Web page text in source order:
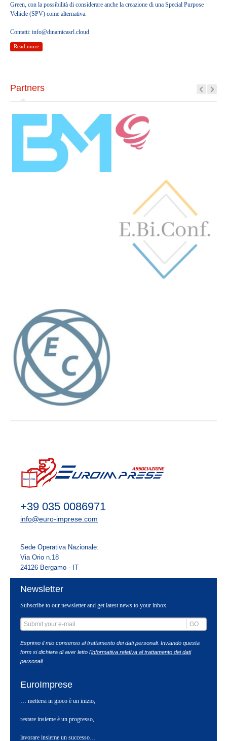
Green, con la possibilità di considerare anche la creazione di una Special Purpose
Vehicle (SPV) come alternativa.
Contatti: info@dinamicasrl.cloud
Read more
Partners
+39 035 0086971
info@euro-imprese.com
Sede Operativa Nazionale:
Via Orio n.18
24126 Bergamo - IT
Newsletter
Subscribe to our newsletter and get latest news to your inbox.
GO
Esprimo il mio consenso al trattamento dei dati personali. Inviando questa
form si dichiara di aver letto l'informativa relativa al trattamento dei dati
personali.
EuroImprese
… mettersi in gioco è un inizio,
restare insieme è un progresso,
lavorare insieme un successo…